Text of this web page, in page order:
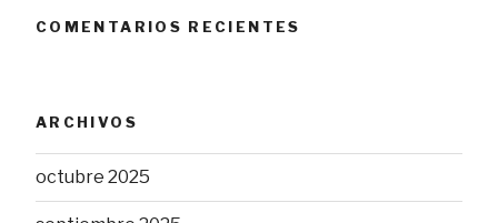
COMENTARIOS RECIENTES
ARCHIVOS
octubre 2025